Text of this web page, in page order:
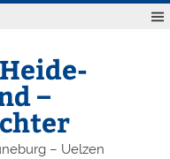
–
– Uelzen